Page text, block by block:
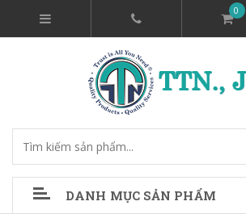
0
DANH MỤC SẢN PHẨM